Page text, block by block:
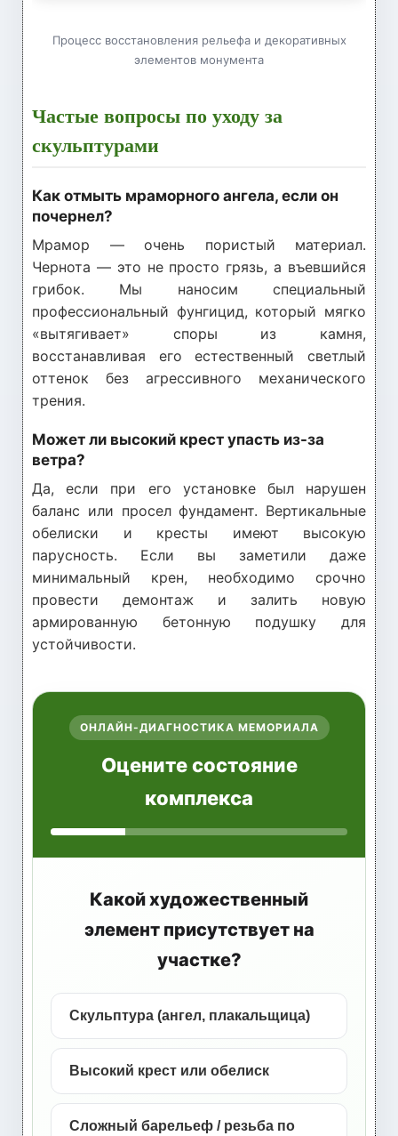
Процесс восстановления рельефа и декоративных
элементов монумента
Частые вопросы по уходу за
скульптурами
Как отмыть мраморного ангела, если он
почернел?
Мрамор — очень пористый материал.
Чернота — это не просто грязь, а въевшийся
грибок. Мы наносим специальный
профессиональный фунгицид, который мягко
«вытягивает» споры из камня,
восстанавливая его естественный светлый
оттенок без агрессивного механического
трения.
Может ли высокий крест упасть из-за
ветра?
Да, если при его установке был нарушен
баланс или просел фундамент. Вертикальные
обелиски и кресты имеют высокую
парусность. Если вы заметили даже
минимальный крен, необходимо срочно
провести демонтаж и залить новую
армированную бетонную подушку для
устойчивости.
ОНЛАЙН-ДИАГНОСТИКА МЕМОРИАЛА
Оцените состояние
комплекса
Какой художественный
элемент присутствует на
участке?
Скульптура (ангел, плакальщица)
Высокий крест или обелиск
Сложный барельеф / резьба по